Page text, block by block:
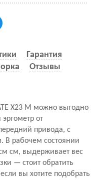
Гарантия
Отзывы
X23 M можно выгодно
от
привода, с
В рабочем состоянии
см, выдерживает вес
— стоит обратить
вы хотите подобрать